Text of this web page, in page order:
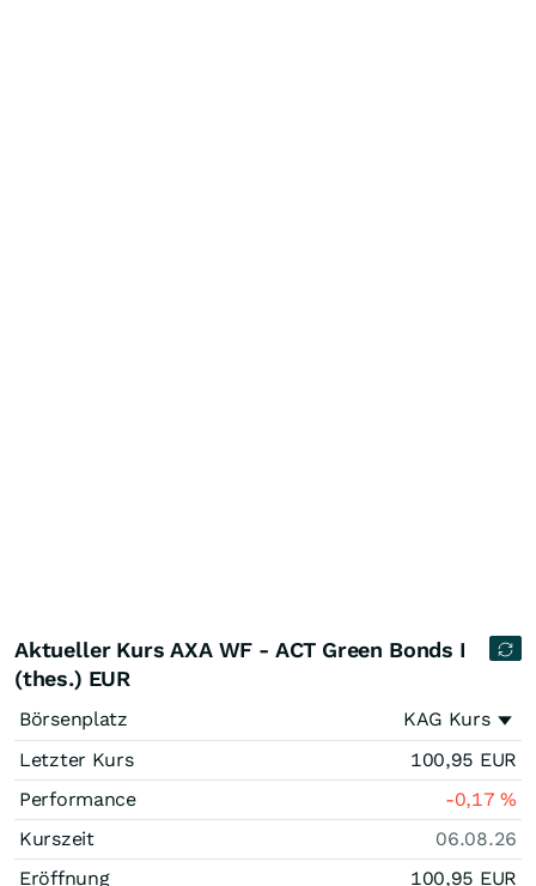
Aktueller Kurs AXA WF - ACT Green Bonds I
(thes.) EUR
Börsenplatz
KAG Kurs
Letzter Kurs
100,95 EUR
Performance
-0,17%
Kurszeit
06.08.26
Eröffnung
100,95 EUR